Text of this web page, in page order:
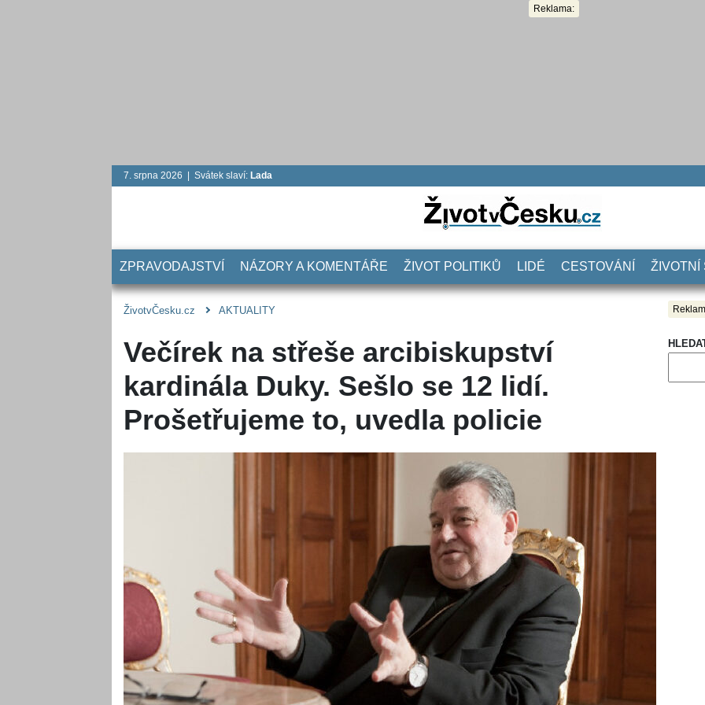
Reklama:
7. srpna 2026 | Svátek slaví: Lada
ZPRAVODAJSTVÍ NÁZORY A KOMENTÁŘE ŽIVOT POLITIKŮ LIDÉ CESTOVÁNÍ ŽIVOTNÍ
ŽivotvČesku.cz AKTUALITY
Večírek na střeše arcibiskupství
kardinála Duky. Sešlo se 12 lidí.
Prošetřujeme to, uvedla policie